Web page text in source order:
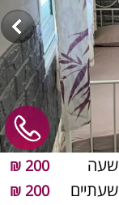
שעה 200 ₪
שעתיים 200 ₪